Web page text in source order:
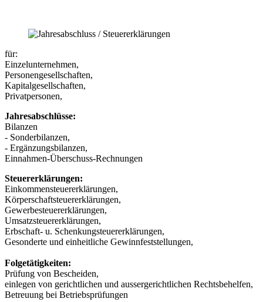
für:
Einzelunternehmen,
Personengesellschaften,
Kapitalgesellschaften,
Privatpersonen,
Jahresabschlüsse:
Bilanzen
- Sonderbilanzen,
- Ergänzungsbilanzen,
Einnahmen-Überschuss-Rechnungen
Steuererklärungen:
Einkommensteuererklärungen,
Körperschaftsteuererklärungen,
Gewerbesteuererklärungen,
Umsatzsteuererklärungen,
Erbschaft- u. Schenkungsteuererklärungen,
Gesonderte und einheitliche Gewinnfeststellungen,
Folgetätigkeiten:
Prüfung von Bescheiden,
einlegen von gerichtlichen und aussergerichtlichen Rechtsbehelfen,
Betreuung bei Betriebsprüfungen